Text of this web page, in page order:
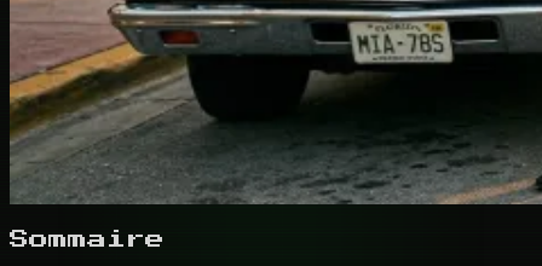
Sommaire